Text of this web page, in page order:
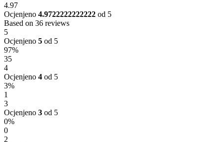
4.97
Ocjenjeno 4.9722222222222 od 5
Based on 36 reviews
5
Ocjenjeno 5 od 5
97%
35
4
Ocjenjeno 4 od 5
3%
1
3
Ocjenjeno 3 od 5
0%
0
2